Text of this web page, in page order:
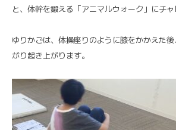
と、体幹を鍛える「アニマルウォーク」にチャ
ゆりかごは、体操座りのように膝をかかえた
がり起き上がります。